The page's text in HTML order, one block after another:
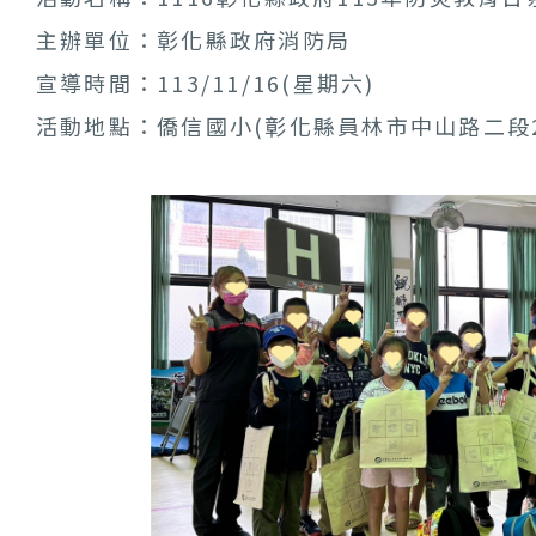
主辦單位：彰化縣政府消防局
宣導時間：113/11/16(星期六)
活動地點：僑信國小(彰化縣員林市中山路二